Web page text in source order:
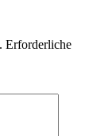
Erforderliche